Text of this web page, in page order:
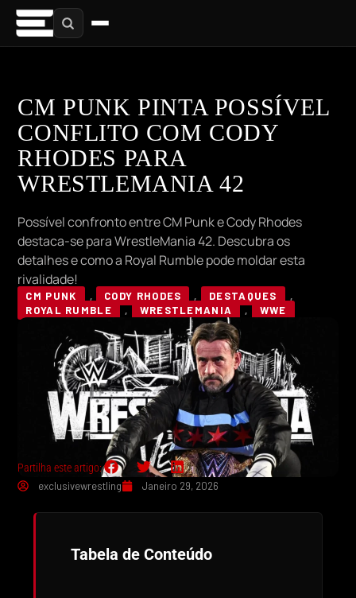
CM PUNK PINTA POSSÍVEL
CONFLITO COM CODY
RHODES PARA
WRESTLEMANIA 42
Possível confronto entre CM Punk e Cody Rhodes
destaca-se para WrestleMania 42. Descubra os
detalhes e como a Royal Rumble pode moldar esta
rivalidade!
CM PUNK , CODY RHODES , DESTAQUES
,
ROYAL RUMBLE
, WRESTLEMANIA , WWE
Partilha este artigo:
exclusivewrestling
Janeiro 29, 2026
Tabela de Conteúdo